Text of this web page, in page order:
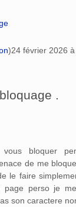
)24 février 2026 à
.
bloquer
de me
le faire
page perso je
son caractere